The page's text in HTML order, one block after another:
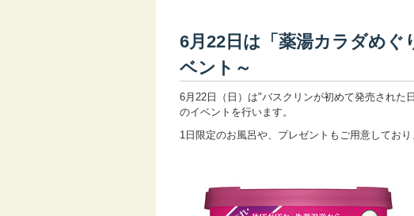
6月22日は「薬湯カラダめぐ
ベント～
6月22日（日）は"バスクリンが初めて発売された
のイベントを行います。
1日限定のお風呂や、プレゼントもご用意してお